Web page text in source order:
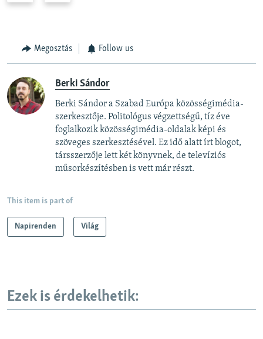
s
s
l
e
Megosztás Follow us
Berki Sándor
Berki Sándor a Szabad Európa közösségimédia-
szerkesztője. Politológus végzettségű, tíz éve
foglalkozik közösségimédia-oldalak képi és
szöveges szerkesztésével. Ez idő alatt írt blogot,
társszerzője lett két könyvnek, de televíziós
műsorkészítésben is vett már részt.
This item is part of
Napirenden Világ
Ezek is érdekelhetik: